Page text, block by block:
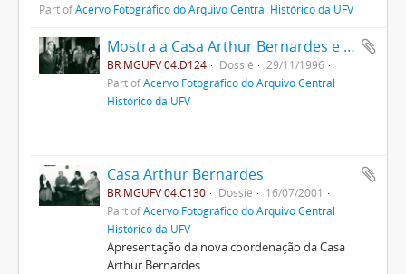
Part ofAcervo Fotográfico do Arquivo Central Histórico da UFV
Mostra a Casa Arthur Bernardes e resgata memória da DEAAB
BR MGUFV 04.D124 Dossiê
29/11/1996
Part ofAcervo Fotográfico do Arquivo Central
Histórico da UFV
Casa Arthur Bernardes
BR MGUFV 04.C130 Dossiê
16/07/2001
Part ofAcervo Fotográfico do Arquivo Central
Histórico da UFV
Apresentação da nova coordenação da Casa
Arthur Bernardes.